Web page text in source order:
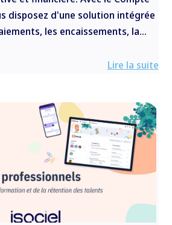
disposez d'une solution intégrée
les encaissements, la...
Lire la suite